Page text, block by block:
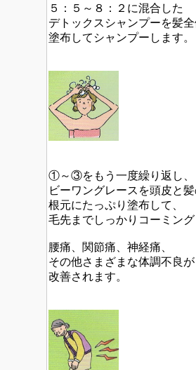
５：５～８：２に混合した
デトックスシャンプーを髪全
塗布してシャンプーします。
①～③をもう一度繰り返し、
ビーワングレースを頭皮と
根元にたっぷり塗布して、
毛先までしっかりコーミング
腰痛、関節痛、神経痛、
その他さまざまな体調不良が
改善されます。